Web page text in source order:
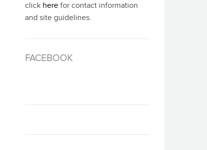
click here for contact information
and site guidelines.
FACEBOOK